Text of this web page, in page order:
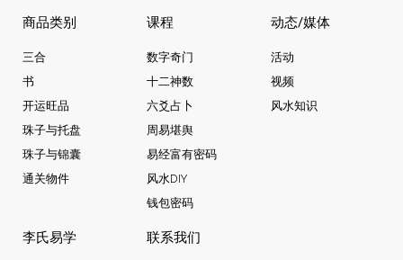
商品类别
三合
书
开运旺品
珠子与托盘
珠子与锦囊
通关物件
课程
数字奇门
十二神数
六爻占卜
周易堪舆
易经富有密码
风水DIY
钱包密码
动态/媒体
活动
视频
风水知识
李氏易学 联系我们